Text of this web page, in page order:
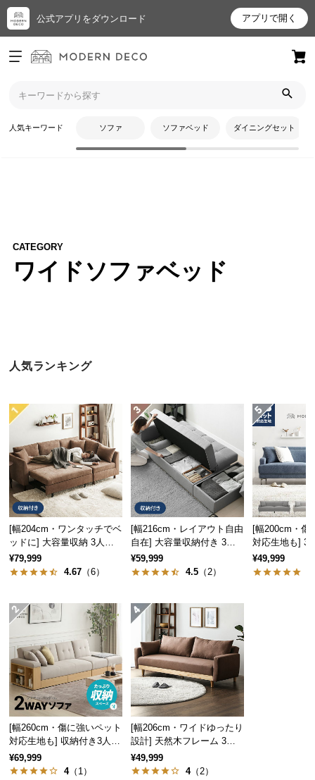
公式アプリをダウンロード アプリで開く
ログイン
新規会員登録
お
ム
ッ
た
イ
テ
ム
特
一
気
ア
ン
キ
ン
人気キーワード ソファ ソファベッド ダイニングセット
トップ ソファ ソファーベッド
CATEGORY
ワイドソファベッド
人気ランキング
[幅204cm・ワンタッチでベ
ッドに] 大容量収納 3人掛
けソファーベッド 1P切り
離し可能
¥79,999
4.67 （6）
[幅260cm・傷に強いペット
対応生地も] 収納付き3人掛
け多機能ソファ
¥69,999
4（1）
[幅216cm・レイアウト自由
自在] 大容量収納付き 3人
掛けソファーベッド 便利な
スツール
¥59,999
4.5 （2）
[幅206cm・ワイドゆったり
設計] 天然木フレーム 3人
掛けソファーベッド フラッ
トになる
¥49,999
4（2）
[幅200cm・傷
対応生地も] 3
ートソファ ご
ったりサイズ
¥49,999